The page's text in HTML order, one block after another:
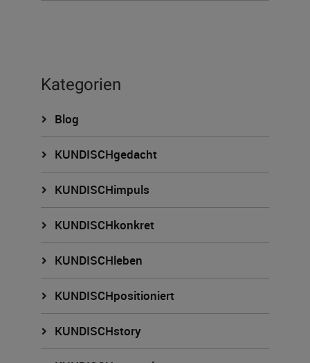
Kategorien
Blog
KUNDISCHgedacht
KUNDISCHimpuls
KUNDISCHkonkret
KUNDISCHleben
KUNDISCHpositioniert
KUNDISCHstory